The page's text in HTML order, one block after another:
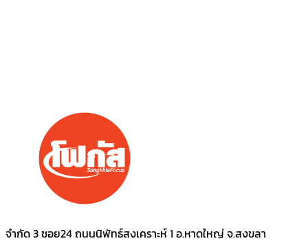
จำกัด 3 ซอย24 ถนนนิพัทธ์สงเคราะห์ 1 อ.หาดใหญ่ จ.สงขลา